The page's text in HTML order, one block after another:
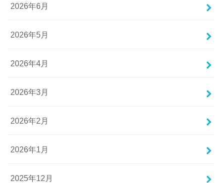
2026年6月
2026年5月
2026年4月
2026年3月
2026年2月
2026年1月
2025年12月